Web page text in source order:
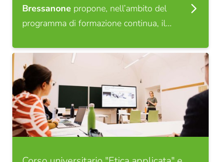
Bressanone propone, nell’ambito del
programma di formazione continua, il…